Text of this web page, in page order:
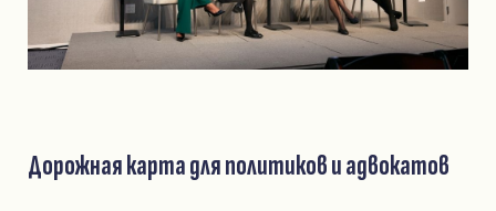
Дорожная карта для политиков и адвокатов